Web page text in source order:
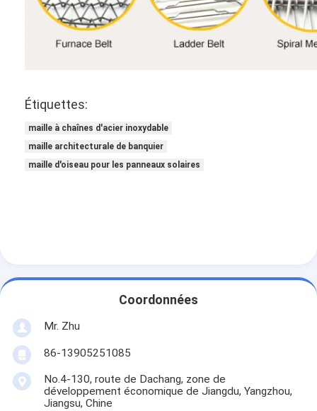
Étiquettes:
maille à chaînes d'acier inoxydable
maille architecturale de banquier
maille d'oiseau pour les panneaux solaires
Coordonnées
Mr. Zhu
86-13905251085
No.4-130, route de Dachang, zone de
développement économique de Jiangdu, Yangzhou,
Jiangsu, Chine